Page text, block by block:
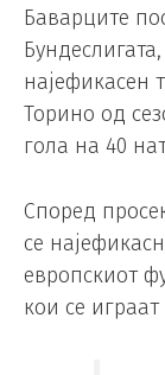
Баварците
најефикасен
Торино од
гола на 40
Според
се
европскиот
кои се